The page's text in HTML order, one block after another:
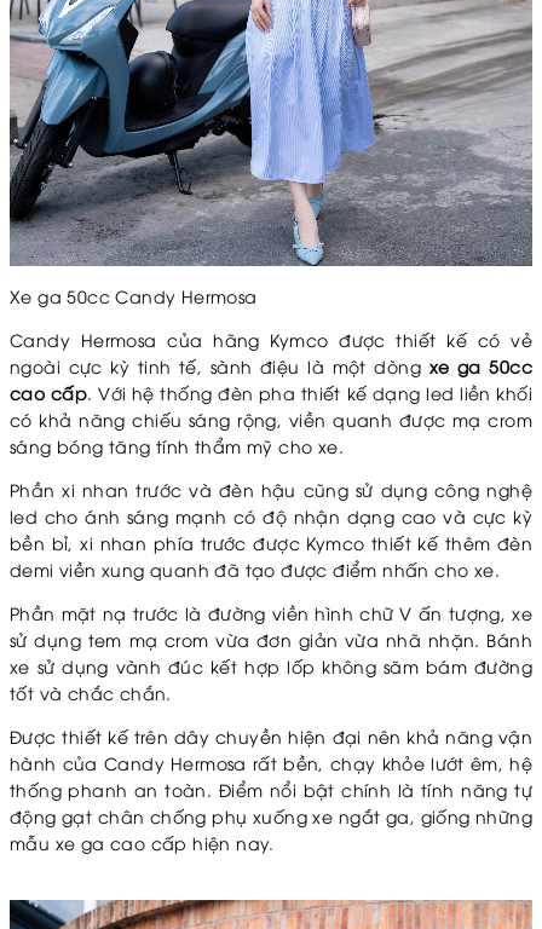
Xe ga 50cc Candy Hermosa
Candy Hermosa của hãng Kymco được thiết kế có vẻ
ngoài cực kỳ tinh tế, sành điệu là một dòng xe ga 50cc
cao cấp. Với hệ thống đèn pha thiết kế dạng led liền khối
có khả năng chiếu sáng rộng, viền quanh được mạ crom
sáng bóng tăng tính thẩm mỹ cho xe.
Phần xi nhan trước và đèn hậu cũng sử dụng công nghệ
led cho ánh sáng mạnh có độ nhận dạng cao và cực kỳ
bền bỉ, xi nhan phía trước được Kymco thiết kế thêm đèn
demi viền xung quanh đã tạo được điểm nhấn cho xe.
Phần mặt nạ trước là đường viền hình chữ V ấn tượng, xe
sử dụng tem mạ crom vừa đơn giản vừa nhã nhặn. Bánh
xe sử dụng vành đúc kết hợp lốp không săm bám đường
tốt và chắc chắn.
Được thiết kế trên dây chuyền hiện đại nên khả năng vận
hành của Candy Hermosa rất bền, chạy khỏe lướt êm, hệ
thống phanh an toàn. Điểm nổi bật chính là tính năng tự
động gạt chân chống phụ xuống xe ngắt ga, giống những
mẫu xe ga cao cấp hiện nay.